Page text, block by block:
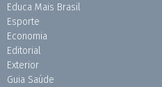
Educa Mais Brasil
Esporte
Economia
Editorial
Exterior
Guia Saúde